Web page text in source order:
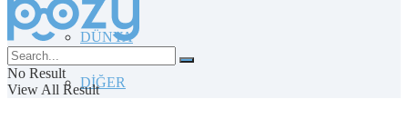
DÜNYA
DİĞER
No Result
View All Result